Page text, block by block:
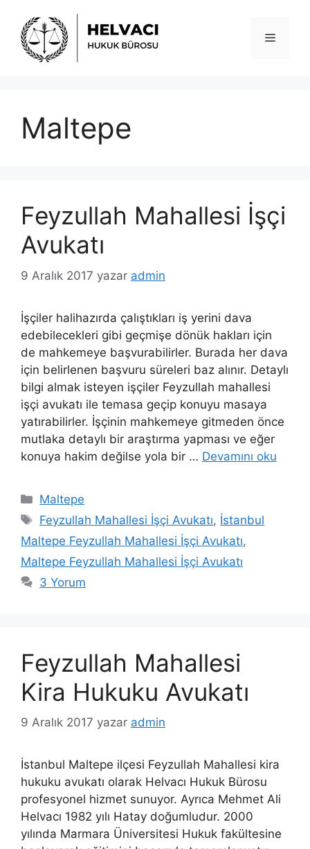
Menü
Maltepe
Feyzullah Mahallesi İşçi
Avukatı
9 Aralık 2017 yazar admin
İşçiler halihazırda çalıştıkları iş yerini dava
edebilecekleri gibi geçmişe dönük hakları için
de mahkemeye başvurabilirler. Burada her dava
için belirlenen başvuru süreleri baz alınır. Detaylı
bilgi almak isteyen işçiler Feyzullah mahallesi
işçi avukatı ile temasa geçip konuyu masaya
yatırabilirler. İşçinin mahkemeye gitmeden önce
mutlaka detaylı bir araştırma yapması ve eğer
konuya hakim değilse yola bir … Devamını oku
Kategoriler
Maltepe
Etiketler
Feyzullah Mahallesi İşçi Avukatı, İstanbul
Maltepe Feyzullah Mahallesi İşçi Avukatı,
Maltepe Feyzullah Mahallesi İşçi Avukatı
3 Yorum
Feyzullah Mahallesi
Kira Hukuku Avukatı
9 Aralık 2017 yazar admin
İstanbul Maltepe ilçesi Feyzullah Mahallesi kira
hukuku avukatı olarak Helvacı Hukuk Bürosu
profesyonel hizmet sunuyor. Ayrıca Mehmet Ali
Helvacı 1982 yılı Hatay doğumludur. 2000
yılında Marmara Üniversitesi Hukuk fakültesine